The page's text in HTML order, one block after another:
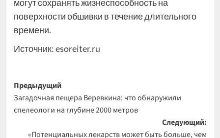
могут сохранять жизнеспособность на
поверхности обшивки в течение длительного
времени.
Источник:esoreiter.ru
Навигация
записи
Предыдущий
Загадочная пещера Веревкина: что обнаружили
спелеологи на глубине 2000 метров
Следующий:
«Потенциальных лекарств может быть больше, чем